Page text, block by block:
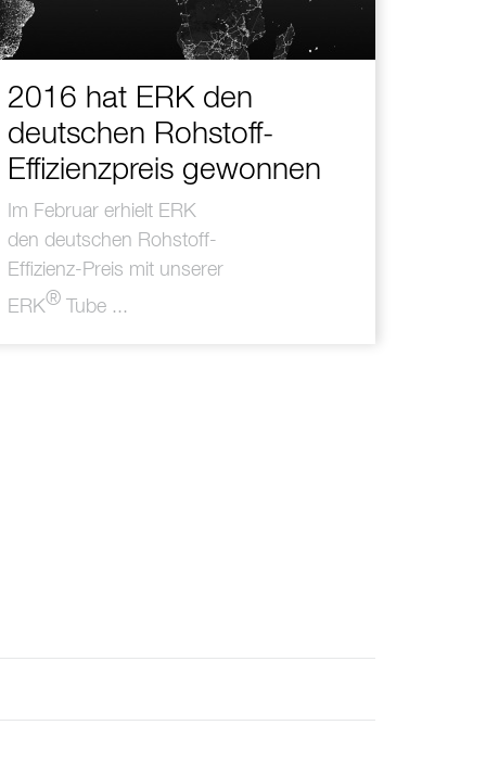
2016 hat ERK den
deutschen Rohstoff-
Effizienzpreis gewonnen
Im Februar erhielt ERK
den deutschen Rohstoff-
Effizienz-Preis mit unserer
ERK®Tube ...